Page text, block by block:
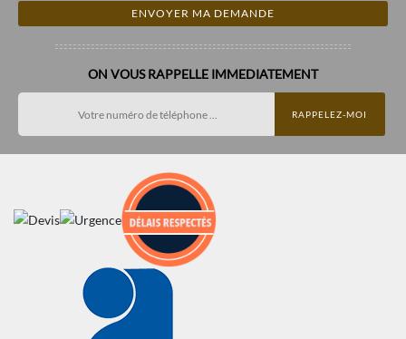
ON VOUS RAPPELLE IMMEDIATEMENT